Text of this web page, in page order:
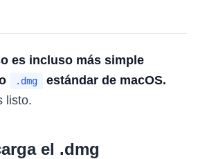
es incluso más simple
.dmg
estándar de macOS.
listo.
el .dmg